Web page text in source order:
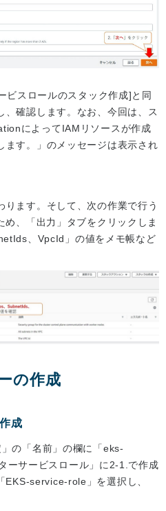
ビスロールのスタック作成]と同
、確認します。なお、今回は、ス
によってIAMリソースが作成
ます。」のメッセージは表示され
ります。そして、次の作業で行う
、「出力」タブをクリックしま
、VpcId」の値をメモ帳など
の作成
成
の「名前」の欄に「eks-
ーサービスロール」に2-1.で作成
EKS-service-role」を選択し、